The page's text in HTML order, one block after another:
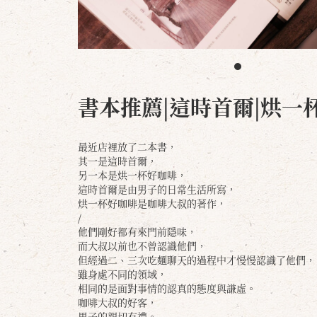
書本推薦|這時首爾|烘一
最近店裡放了二本書，
其一是這時首爾，
另一本是烘一杯好咖啡，
這時首爾是由男子的日常生活所寫，
烘一杯好咖啡是咖啡大叔的著作，
/
他們剛好都有來門前隱味，
而大叔以前也不曾認識他們，
但經過二、三次吃麵聊天的過程中才慢慢認識了他們，
雖身處不同的領域，
相同的是面對事情的認真的態度與謙虛。
咖啡大叔的好客，